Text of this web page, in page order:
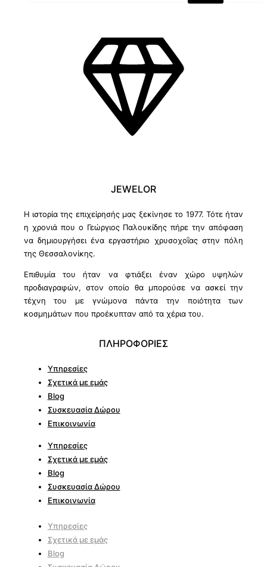
JEWELOR
Η ιστορία της επιχείρησής μας ξεκίνησε το 1977. Τότε ήταν
η χρονιά που ο Γεώργιος Παλουκίδης πήρε την απόφαση
να δημιουργήσει ένα εργαστήριο χρυσοχοΐας στην πόλη
της Θεσσαλονίκης.
Επιθυμία του ήταν να φτιάξει έναν χώρο υψηλών
προδιαγραφών, στον οποίο θα μπορούσε να ασκεί την
τέχνη του με γνώμονα πάντα την ποιότητα των
κοσμημάτων που προέκυπταν από τα χέρια του.
ΠΛΗΡΟΦΟΡΙΕΣ
Υπηρεσίες
Σχετικά με εμάς
Blog
Συσκευασία Δώρου
Επικοινωνία
Υπηρεσίες
Σχετικά με εμάς
Blog
Συσκευασία Δώρου
Επικοινωνία
Υπηρεσίες
Σχετικά με εμάς
Blog